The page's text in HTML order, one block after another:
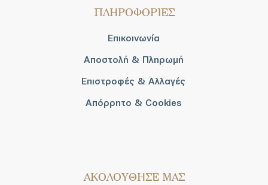
ΠΛΗΡΟΦΟΡΙΕΣ
Επικοινωνία
Αποστολή & Πληρωμή
Επιστροφές & Αλλαγές
Απόρρητο & Cookies
AΚΟΛΟΥΘΗΣΕ ΜΑΣ